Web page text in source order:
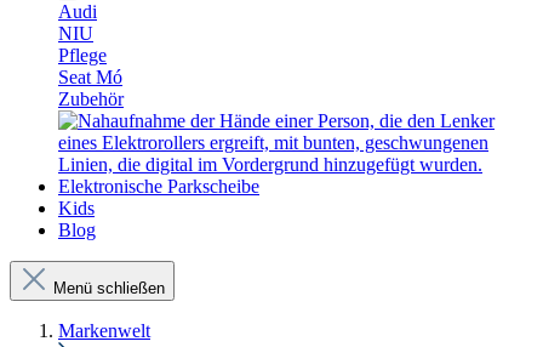
Audi
NIU
Pflege
Seat Mó
Zubehör
Elektronische Parkscheibe
Kids
Blog
Menü schließen
Markenwelt